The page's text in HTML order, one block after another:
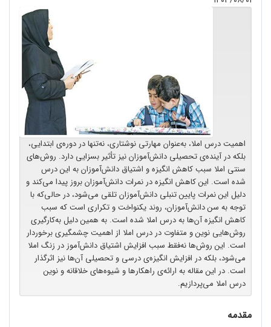
اهمیت درس املا، به‌عنوان مهارتی نوشتاری، نه‌تنها در دوره‌ی ابتدایی،
بلکه در آینده‌ی تحصیلی دانش‌آموزان نیز تأثیر بسزایی دارد. روش‌های
سنتی املا سبب کاهش انگیزه و اشتیاق دانش‌آموزان به این درس
شده است. این کاهش انگیزه در نمرات دانش‌آموزان بروز پیدا می‌کند و
دلیل این نمرات پایین تنبلی دانش‌آموزان تلقی می‌شود، در حالی‌که با
توجه به سن دانش‌آموزان، روند یکنواخت و تکراری است که سبب
کاهش انگیزه آن‌ها به درس املا شده است. به همین دلیل به‌کارگیری
روش‌هایی نوین و متفاوت در درس املا از اهمیت چشمگیری برخوردار
است. این روش‌ها نه‌فقط سبب افزایش اشتیاق دانش‌آموز در زنگ املا
می‌شود، بلکه در افزایش انگیزه‌ی درسی و تحصیلی آن‌ها نیز اثرگذار
است. در این مقاله به ارائه‌ی راهکارها و شیوه‌های خلاقانه و نوین
درس املا می‌پردازیم.
مقدمه